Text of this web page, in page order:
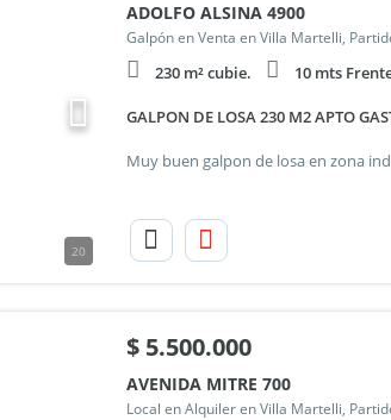
20
ADOLFO ALSINA 4900
Galpón en Venta en Villa Martelli,
230 m² cubie. 10 mts
GALPON DE LOSA 230 M2 APTO
$5.500.000
AVENIDA MITRE 700
Local en Alquiler en Villa Martelli,